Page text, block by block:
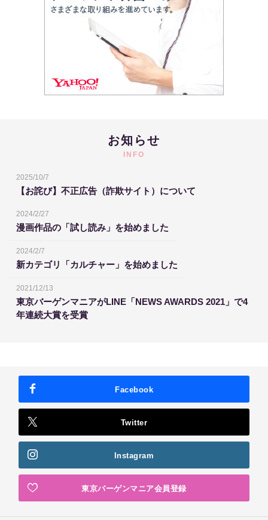
お知らせ
INFO
2025/10/7
【お詫び】不正広告（詐欺サイト）について
2024/2/27
漫画作品の「試し読み」を始めました
2024/2/7
新カテゴリ「カルチャー」を始めました
2021/12/13
東京バーゲンマニアがLINE「NEWS AWARDS 2021」で4
年連続大賞を受賞
Facebook
Twitter
Instagram
東京バーゲンマニア会員登録